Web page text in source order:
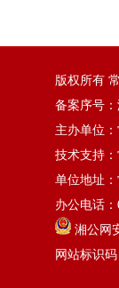
版权所有
备案序号
主办单位
技术支持
单位地址
办公电话
湘公网
网站标识